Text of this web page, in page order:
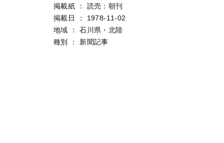
掲載紙 ：
読売：朝刊
掲載日
：
1978-11-02
地域
：
石川県・北陸
種別
： 新聞記事